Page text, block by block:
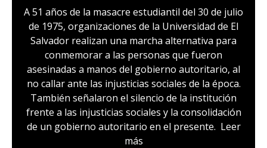
A 51 años de la masacre estudiantil del 30 de julio
de 1975, organizaciones de la Universidad de El
Salvador realizan una marcha alternativa para
conmemorar a las personas que fueron
asesinadas a manos del gobierno autoritario, al
no callar ante las injusticias sociales de la época.
También señalaron el silencio de la institución
frente a las injusticias sociales y la consolidación
de un gobierno autoritario en el presente. Leer
más